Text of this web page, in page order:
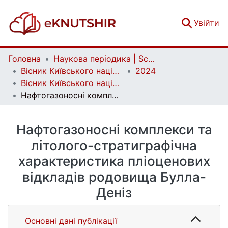
Увійти
Головна
Наукова періодика | Scientific periodicals
Вісник Київського національного університету імені Тараса Шевченка. Геологія | Visnyk of Taras Shevchenko National University of Kyiv. Geology
2024
Вісник Київського національного університету імені Тараса Шевченка. Геологія. 4(107)
Нафтогазоносні комплекси та літолого-стратиграфічна характеристика пліоценових відкладів родовища Булла-Деніз
Нафтогазоносні комплекси та
літолого-стратиграфічна
характеристика пліоценових
відкладів родовища Булла-
Деніз
Основні дані публікації